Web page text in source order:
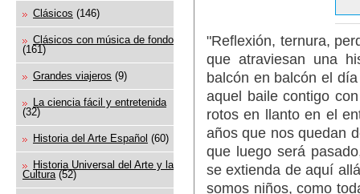
Clásicos (146)
Clásicos con música de fondo
(161)
Grandes viajeros (9)
La ciencia fácil y entretenida
(32)
Historia del Arte Español (60)
Historia Universal del Arte y la
Cultura(52)
"Reflexión, ternura,
que atraviesan una
balcón en balcón el
aquel baile contigo
rotos en llanto en el
años que nos quedan
que luego será
se extienda de aquí
somos niños, como